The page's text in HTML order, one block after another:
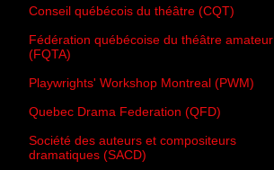
Conseil québécois du théâtre (CQT)
Fédération québécoise du théâtre amateur
(FQTA)
Playwrights' Workshop Montreal (PWM)
Quebec Drama Federation (QFD)
Société des auteurs et compositeurs
dramatiques (SACD)